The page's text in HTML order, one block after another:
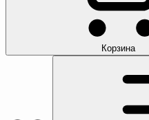
Корзина